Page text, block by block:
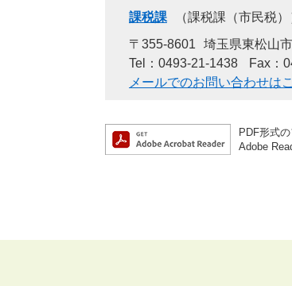
課税課
課税課（市民税）
〒355-8601
埼玉県東松山
Tel：0493-21-1438
Fax：
メールでのお問い合わせは
PDF形式
Adobe